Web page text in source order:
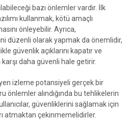
bazı önlemler vardır. İlk
kullanmak, kötü amaçlı
önleyebilir. Ayrıca,
düzenli olarak yapmak da önemlidir,
güvenlik açıklarını kapatır ve
karşı daha güvenli hale getirir.
izleme potansiyeli gerçek bir
önlemler alındığında bu tehlikelerin
güvenliklerini sağlamak için
atmaktan çekinmemelidirler.